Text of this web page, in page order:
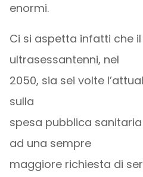
enormi.
Ci si aspetta infatti che
ultrasessantenni, nel
2050, sia sei volte
sulla
spesa pubblica
ad una sempre
maggiore richiesta di